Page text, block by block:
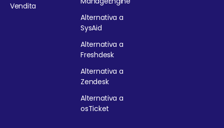
Vendita
Alternativa a
SysAid
Alternativa a
Freshdesk
Alternativa a
Zendesk
Alternativa a
osTicket